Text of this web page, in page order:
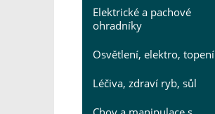
Elektrické a pachové
ohradníky
Osvětlení, elektro, topení
Léčiva, zdraví ryb, sůl